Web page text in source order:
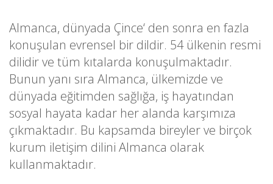
Almanca, dünyada Çince‘ den sonra en fazla
konuşulan evrensel bir dildir. 54 ülkenin resmi
dilidir ve tüm kıtalarda konuşulmaktadır.
Bunun yanı sıra Almanca, ülkemizde ve
dünyada eğitimden sağlığa, iş hayatından
sosyal hayata kadar her alanda karşımıza
çıkmaktadır. Bu kapsamda bireyler ve birçok
kurum iletişim dilini Almanca olarak
kullanmaktadır.